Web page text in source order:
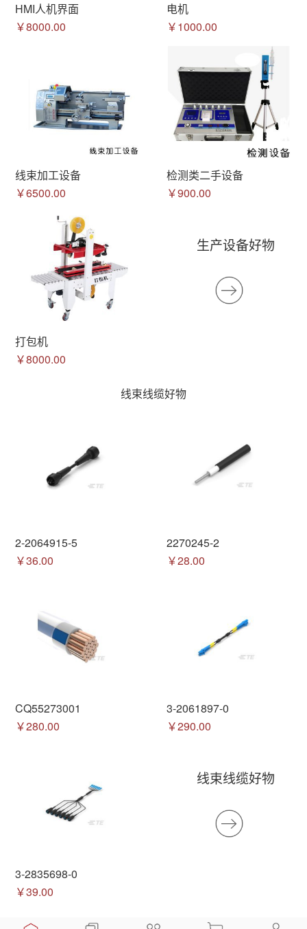
HMI人机界面
￥8000.00
电机
￥1000.00
线束加工设备
￥6500.00
检测类二手设备
￥900.00
打包机
￥8000.00
生产设备好物
线束线缆好物
2-2064915-5
￥36.00
2270245-2
￥28.00
CQ55273001
￥280.00
3-2061897-0
￥290.00
3-2835698-0
￥39.00
线束线缆好物